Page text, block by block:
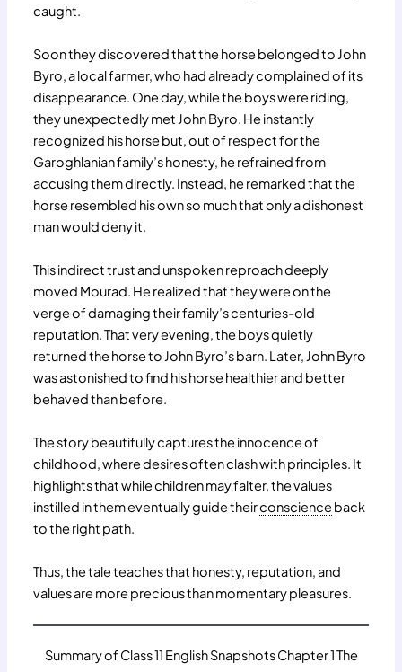
caught.
Soon they discovered that the horse belonged to John
Byro, a local farmer, who had already complained of its
disappearance. One day, while the boys were riding,
they unexpectedly met John Byro. He instantly
recognized his horse but, out of respect for the
Garoghlanian family’s honesty, he refrained from
accusing them directly. Instead, he remarked that the
horse resembled his own so much that only a dishonest
man would deny it.
This indirect trust and unspoken reproach deeply
moved Mourad. He realized that they were on the
verge of damaging their family’s centuries-old
reputation. That very evening, the boys quietly
returned the horse to John Byro’s barn. Later, John Byro
was astonished to find his horse healthier and better
behaved than before.
The story beautifully captures the innocence of
childhood, where desires often clash with principles. It
highlights that while children may falter, the values
instilled in them eventually guide theirconscienceback
to the right path.
Thus, the tale teaches that honesty, reputation, and
values are more precious than momentary pleasures.
Summary of Class 11 English Snapshots Chapter 1 The